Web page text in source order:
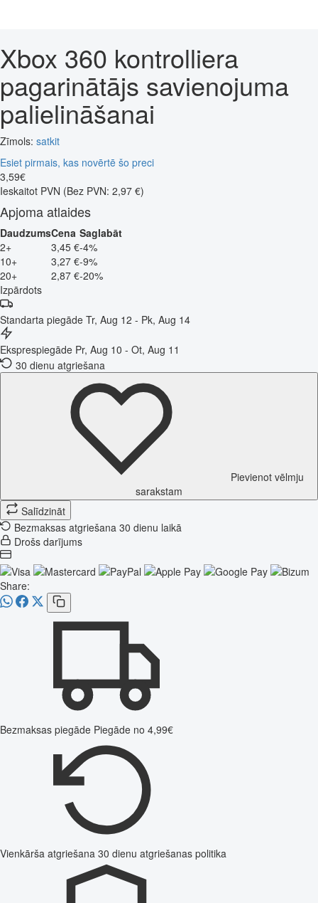
Xbox 360 kontrolliera
pagarinātājs savienojuma
palielināšanai
Zīmols: satkit
Esiet pirmais, kas novērtē šo preci
3,59€
Ieskaitot PVN (Bez PVN: 2,97 €)
Apjoma atlaides
DaudzumsCena Saglabāt
2+
3,45 €-4%
10+
3,27 €-9%
20+
2,87 €-20%
Izpārdots
Standarta piegāde Tr, Aug 12 - Pk, Aug 14
Eksprespiegāde Pr, Aug 10 - Ot, Aug 11
30 dienu atgriešana
Pievienot vēlmju
sarakstam
Salīdzināt
Bezmaksas atgriešana 30 dienu laikā
Drošs darījums
Share:
Bezmaksas piegāde Piegāde no 4,99€
Vienkārša atgriešana 30 dienu atgriešanas politika